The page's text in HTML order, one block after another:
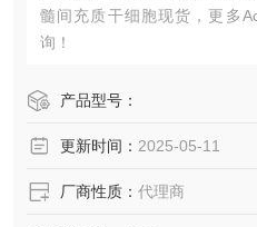
髓间充质干细胞现货，更多
询！
产品型号：
更新时间： 2025-05-11
厂商性质： 代理商